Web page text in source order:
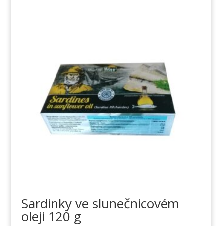
Sardinky ve slunečnicovém
oleji 120 g